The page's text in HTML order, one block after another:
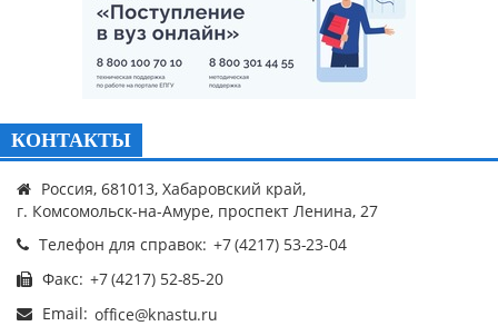
КОНТАКТЫ
Россия, 681013, Хабаровский край,
г. Комсомольск-на-Амуре, проспект Ленина, 27
Телефон для справок:
Факс:
Email: